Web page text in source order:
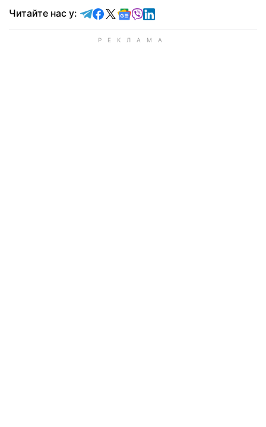
Читайте нас у: Читайте у Telegram
Читайте у Facebook
Читайте у X
Читайте у Google news
Читайте у Viber
Читайте у LinkedIn